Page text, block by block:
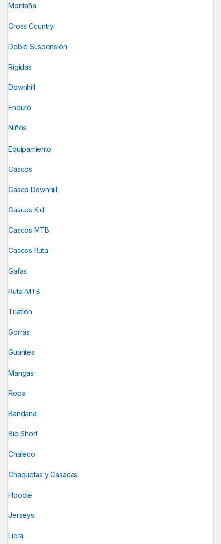
Montaña
Cross Country
Doble Suspensión
Rigidas
Downhill
Enduro
Niños
Equipamiento
Cascos
Casco Downhill
Cascos Kid
Cascos MTB
Cascos Ruta
Gafas
Ruta-MTB
Triatlón
Gorras
Guantes
Mangas
Ropa
Bandana
Bib Short
Chaleco
Chaquetas y Casacas
Hoodie
Jerseys
Licra